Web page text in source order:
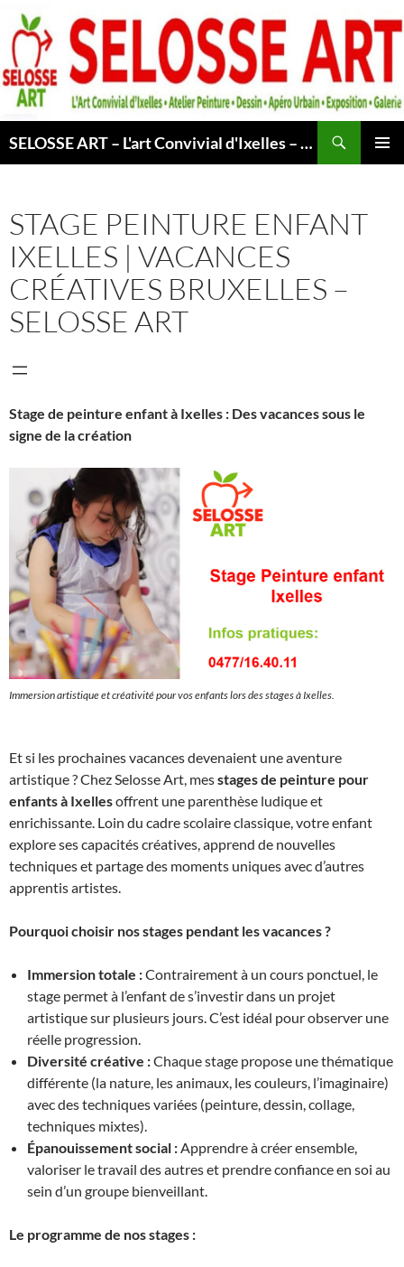
Aller
au
contenu
SELOSSE ART – L'art Convivial d'Ixelles – Atelier & Cours Peinture – Dessin – Apéro Urbain -Exposition – Galerie – Bruxelles
STAGE PEINTURE ENFANT
IXELLES | VACANCES
CRÉATIVES BRUXELLES –
SELOSSE ART
Stage de peinture enfant à Ixelles : Des vacances sous le
signe de la création
Immersion artistique et créativité pour vos enfants lors des stages à Ixelles.
Et si les prochaines vacances devenaient une aventure
artistique ? Chez Selosse Art, messtages de peinture pour
enfants à Ixellesoffrent une parenthèse ludique et
enrichissante. Loin du cadre scolaire classique, votre enfant
explore ses capacités créatives, apprend de nouvelles
techniques et partage des moments uniques avec d’autres
apprentis artistes.
Pourquoi choisir nos stages pendant les vacances ?
Immersion totale :Contrairement à un cours ponctuel, le
stage permet à l’enfant de s’investir dans un projet
artistique sur plusieurs jours. C’est idéal pour observer une
réelle progression.
Diversité créative :Chaque stage propose une thématique
différente (la nature, les animaux, les couleurs, l’imaginaire)
avec des techniques variées (peinture, dessin, collage,
techniques mixtes).
Épanouissement social : Apprendre à créer ensemble,
valoriser le travail des autres et prendre confiance en soi au
sein d’un groupe bienveillant.
Le programme de nos stages :